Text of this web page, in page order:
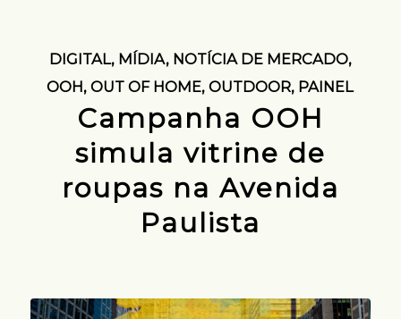
DIGITAL, MÍDIA, NOTÍCIA DE MERCADO,
OOH,OUT OF HOME,OUTDOOR, PAINEL
Campanha OOH
simula vitrine de
roupas na Avenida
Paulista